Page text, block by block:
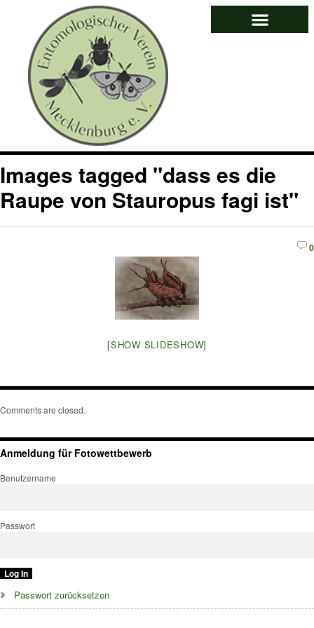
Images tagged "dass es die
Raupe von Stauropus fagi ist"
0
[SHOW SLIDESHOW]
Comments are closed.
Anmeldung für Fotowettbewerb
Benutzername
Passwort
Passwort zurücksetzen